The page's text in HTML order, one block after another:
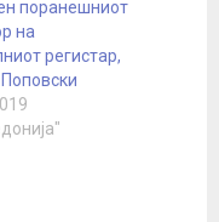
поранешниот
на
регистар,